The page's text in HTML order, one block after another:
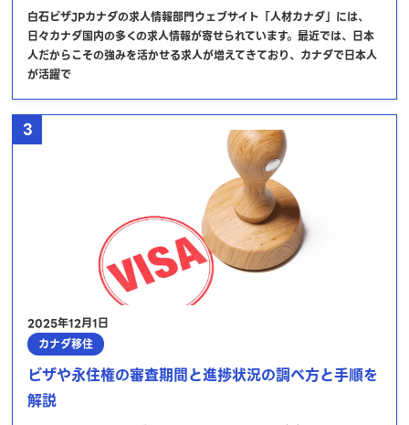
白石ビザJPカナダの求人情報部門ウェブサイト「人材カナダ」には、
日々カナダ国内の多くの求人情報が寄せられています。最近では、日本
人だからこその強みを活かせる求人が増えてきており、カナダで日本人
が活躍で
3
2025年12月1日
カナダ移住
ビザや永住権の審査期間と進捗状況の調べ方と手順を
解説